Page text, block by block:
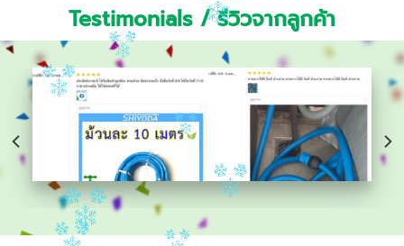
Testimonials / รีวิวจากลูกค้า